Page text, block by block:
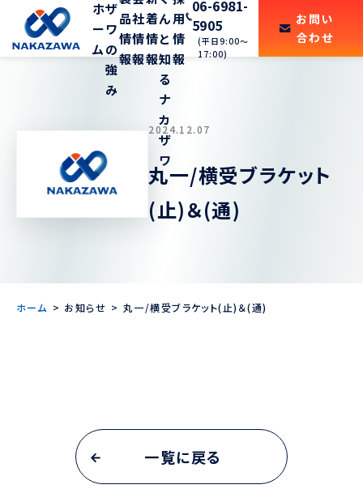
ホ
ー
ム
ザ
ワ
の
強
み
品
情
報
社
情
報
着
情
報
ん
と
知
る
ナ
カ
ザ
ワ
用
情
報
06-6981-
5905
(平日9:00〜
17:00)
お問い
合わせ
2024.12.07
丸一/横受ブラケット
(止)＆(通)
ホーム お知らせ 丸一/横受ブラケット(止)＆(通)
一覧に戻る